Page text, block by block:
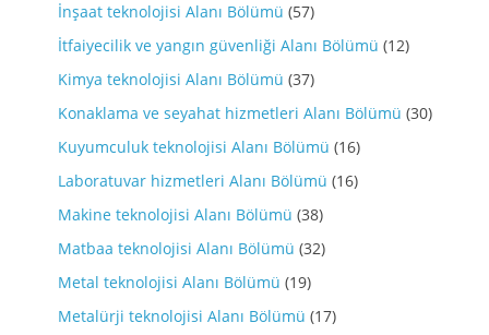
İnşaat teknolojisi Alanı Bölümü (57)
İtfaiyecilik ve yangın güvenliği Alanı Bölümü (12)
Kimya teknolojisi Alanı Bölümü (37)
Konaklama ve seyahat hizmetleri Alanı Bölümü (30)
Kuyumculuk teknolojisi Alanı Bölümü (16)
Laboratuvar hizmetleri Alanı Bölümü (16)
Makine teknolojisi Alanı Bölümü (38)
Matbaa teknolojisi Alanı Bölümü (32)
Metal teknolojisi Alanı Bölümü (19)
Metalürji teknolojisi Alanı Bölümü (17)